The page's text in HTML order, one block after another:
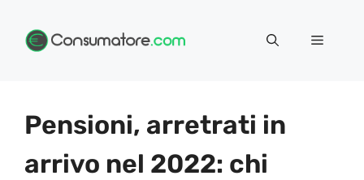
Menu
Pensioni, arretrati in
arrivo nel 2022: chi